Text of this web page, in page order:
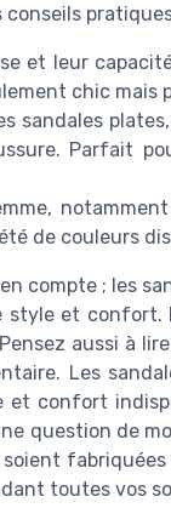
et leur
chic mais
sandales
Parfait
de couleurs
compte ; les
et confort.
aussi à
Les
confort
question de
toutes vos